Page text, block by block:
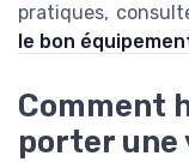
pratiques,
le bon
Comment
porter une